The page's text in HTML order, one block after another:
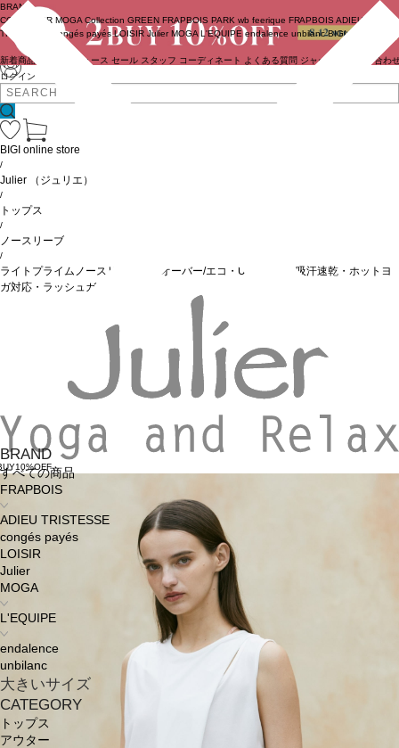
ログイン
BRAND
COUTURIER MOGA Collection GREEN FRAPBOIS PARK wb feerique FRAPBOIS ADIEU
TRISTESSE
congés payés LOISIR Julier MOGA L'EQUIPE endalence unbilanc BIGI online store
新着商品 ニュース セール スタッフ コーディネート よくある質問 ジャーナル お問い合わ
BRAND
すべての商品
FRAPBOIS
ADIEU TRISTESSE
congés payés
LOISIR
Julier
MOGA
L'EQUIPE
endalence
unbilanc
大きいサイズ
CATEGORY
トップス
アウター
BIGI online store
/
Julier （ジュリエ）
/
トップス
/
ノースリーブ
/
ライトプライムノースリーブプルオーバー/エコ・UVカット・吸汗速乾・ホットヨ
ガ対応・ラッシュガード